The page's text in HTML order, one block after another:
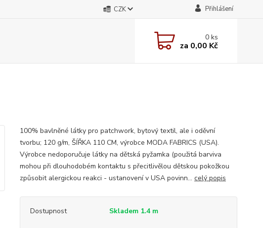
CZK Přihlášení
0ks
za 0,00 Kč
100% bavlněné látky pro patchwork, bytový textil, ale i oděvní
tvorbu; 120 g/m, ŠÍŘKA 110 CM, výrobce MODA FABRICS (USA).
Výrobce nedoporučuje látky na dětská pyžamka (použitá barviva
mohou při dlouhodobém kontaktu s přecitlivělou dětskou pokožkou
způsobit alergickou reakci - ustanovení v USA povinn... celý popis
Dostupnost Skladem 1.4 m